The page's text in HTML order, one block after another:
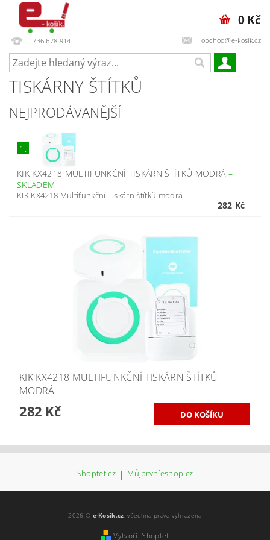
736 678 914 obchod@e-kosik.cz
0 Kč
TISKÁRNY ŠTÍTKŮ
NEJPRODÁVANĚJŠÍ
1.
KIK KX4218 MULTIFUNKČNÍ TISKÁRN ŠTÍTKŮ MODRÁ –
SKLADEM
KIK KX4218 Multifunkční Tiskárn štítků modrá
282 Kč
KIK KX4218 MULTIFUNKČNÍ TISKÁRN ŠTÍTKŮ
MODRÁ
282 Kč
Shoptet.cz | Můjprvníeshop.cz
2026 © e-Kosik.cz, všechna práva vyhrazena
Vytvořil Shoptet